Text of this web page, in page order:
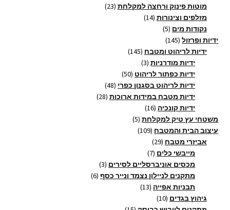
מוצרים
מוטות פינוק ורחצה למקלחת 23
23
מזלפים וצינורות 14
14
נקודות מים 5
5
ידיות ופרזול 145
145
מוצרים
ידיות לריהוט ומטבח 145
145
ידיות מודרניות 3
3
מוצריםידיות כפתור לריהוט 50
50
מוצריםידיות לריהוט בסגנון כפרי 48
48
מוצרים ידיות מטבח במידות ארוכות 28
28
ידיות קונכיה 16
16
מוצריםמשטחי עץ טיק למקלחת 5
5
עיצוב הבית והמטבח 109
109
אביזרי מטבח 29
29
מוצרים מייבשי כלים 7
7
מוצרים
מכסים אוניברסליים לסירים 3
3
מוצריםמתקנים לניילון נצמד ונייר כסף 6
6
תבניות אפייה 13
13
גיהוץ בגדים 10
10